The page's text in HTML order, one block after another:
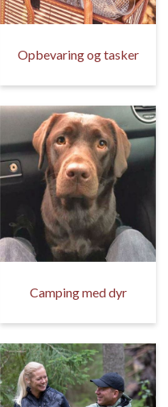
Opbevaring og tasker
Camping med dyr